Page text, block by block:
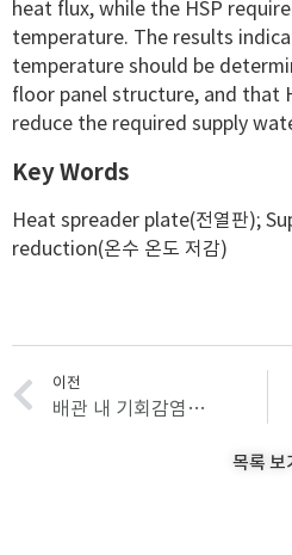
heat flux, while the HSP
temperature. The results
temperature should be
floor panel structure, and that
reduce the required supply
Key Words
Heat spreader plate(전열판);
reduction(온수 온도 저감)
이전
배관 내 기회감염균(OPPPs) 예방을 위한 설비 변수 비교 및 관리 방향 고찰
목록 보